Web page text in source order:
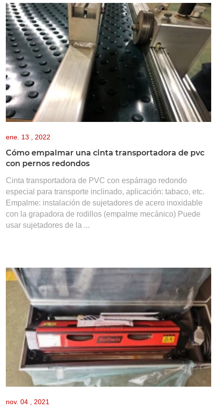
ene. 13 , 2022
Cómo empalmar una cinta transportadora de pvc
con pernos redondos
Cinta transportadora de PVC con espárrago redondo
especial para transporte inclinado, aplicación: tabaco, etc.
Empalme: instalación de sujetadores de acero inoxidable
con la grapadora de rodillos (empalme mecánico) ​​​​​​​Puede
usar sujetadores de la ...
nov. 04 , 2021